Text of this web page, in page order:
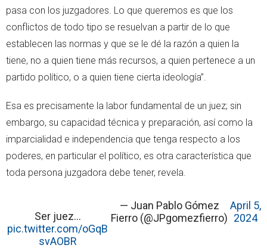
pasa con los juzgadores. Lo que queremos es que los
conflictos de todo tipo se resuelvan a partir de lo que
establecen las normas y que se le dé la razón a quien la
tiene, no a quien tiene más recursos, a quien pertenece a un
partido político, o a quien tiene cierta ideología”.
Esa es precisamente la labor fundamental de un juez; sin
embargo, su capacidad técnica y preparación, así como la
imparcialidad e independencia que tenga respecto a los
poderes, en particular el político, es otra característica que
toda persona juzgadora debe tener, revela.
Ser juez…
pic.twitter.com/oGqB
svAOBR
— Juan Pablo Gómez
Fierro (@JPgomezfierro)
April 5,
2024